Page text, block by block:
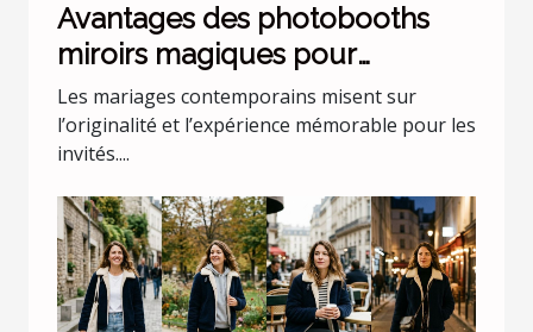
Avantages des photobooths
miroirs magiques pour
mariages uniques
Les mariages contemporains misent sur
l’originalité et l’expérience mémorable pour les
invités....